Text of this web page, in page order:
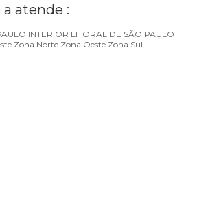
atende :
INTERIOR LITORAL DE SÃO PAULO
Zona Norte Zona Oeste Zona Sul